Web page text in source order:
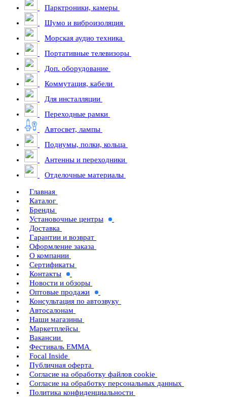
Парктроники, камеры
Шумо и виброизоляция
Морская аудио техника
Портативные телевизоры
Доп. оборудование
Коммутация, кабели
Для инсталляции
Переходные рамки
Автосвет, лампы
Подиумы, полки, кольца
Антенны и переходники
Отделочные материалы
Главная
Каталог
Бренды
Установочные центры
Доставка
Гарантии и возврат
Оформление заказа
О компании
Сертификаты
Контакты
Новости и обзоры
Оптовые продажи
Консультация по автозвуку
Автосалонам
Наши магазины
Маркетплейсы
Вакансии
Фестиваль EMMA
Focal Inside
Публичная оферта
Согласие на обработку файлов cookie
Согласие на обработку персональных данных
Политика конфиденциальности